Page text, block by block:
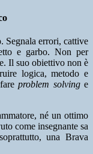
Segnala errori, cattive
e garbo. Non per
Il suo obiettivo non è
logica, metodo e
fareproblem solvinge
né un ottimo
come insegnante sa
una Brava